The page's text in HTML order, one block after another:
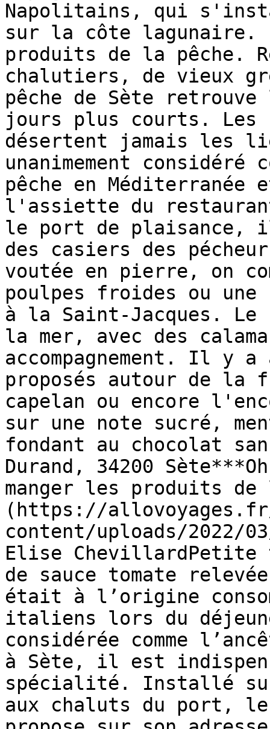
Napolitains, qui
sur la côte
produits de la pêche.
chalutiers, de vieux
pêche de Sète
jours plus courts. Les
désertent jamais les
unanimement considéré
pêche en
l'assiette du
le port de plaisance,
des casiers des
voutée en pierre, on
poulpes froides ou une
à la Saint-Jacques. Le
la mer, avec des
accompagnement. Il y
proposés autour de la
capelan ou encore
sur une note sucré,
fondant au chocolat
Durand, 34200
manger les produits
(https://
content/uploads/2022/
Elise ChevillardPetite
de sauce tomate
était à l’origine
italiens lors du
considérée comme
à Sète, il est
spécialité. Installé
aux chaluts du port, le